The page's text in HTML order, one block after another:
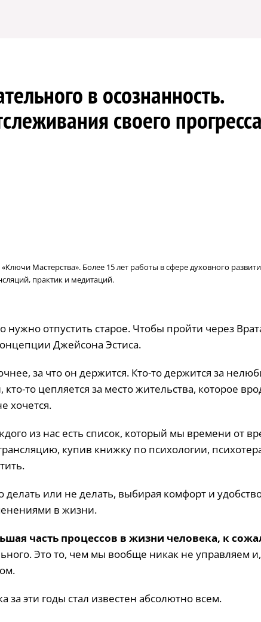
в осознанность.
своего
Мастерства». Более 15 лет работы в сфере духовного
практик и медитаций.
отпустить старое. Чтобы пройти через
Джейсона Эстиса.
за что он держится. Кто-то держится за
то цепляется за место жительства, которое
хочется.
из нас есть список, который мы времени от
купив книжку по психологии,
или не делать, выбирая комфорт и
в жизни.
часть процессов в жизни человека, к
Это то, чем мы вообще никак не управляем и,
за эти годы стал известен абсолютно всем.